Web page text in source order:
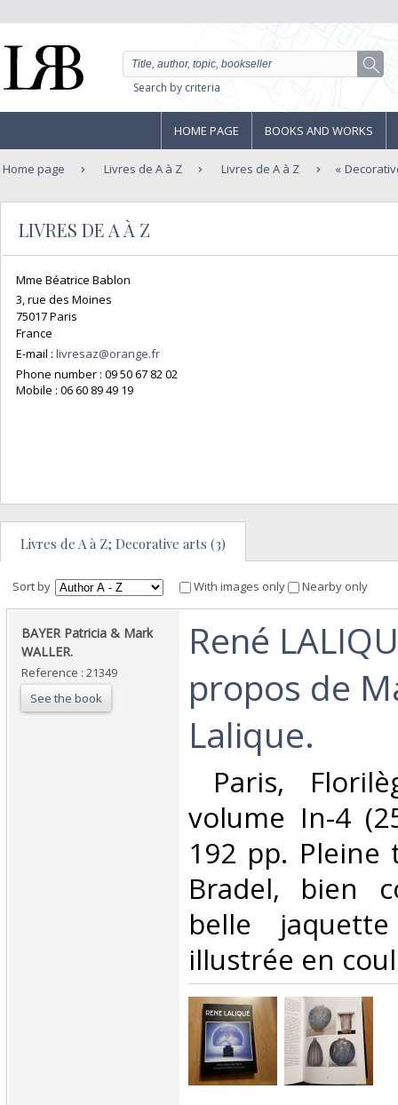
Search by criteria
HOME PAGE BOOKS AND WORKS
Home page Livres de A à Z Livres de A à Z
LIVRES DE A À Z
Mme Béatrice Bablon
3, rue des Moines
75017 Paris
France
E-mail : livresaz@orange.fr
Phone number : 09 50 67 82 02
Mobile : 06 60 89 49 19
Livres de A à Z; Decorative arts (3)
Sort by With images only Nearby only
‎BAYER Patricia & Mark
WALLER.‎
Reference : 21349
See the book
‎René
propos de
Lalique.‎
Paris,
volume In-4
192 pp.
Bradel, bien
belle
illustrée en